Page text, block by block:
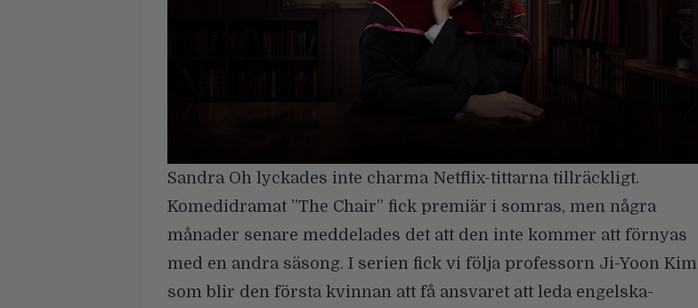
Sandra Oh lyckades inte charma Netflix-tittarna tillräckligt.
Komedidramat ”The Chair” fick premiär i somras, men några
månader senare meddelades det att den inte kommer att förnyas
med en andra säsong. I serien fick vi följa professorn Ji-Yoon Kim
som blir den första kvinnan att få ansvaret att leda engelska-